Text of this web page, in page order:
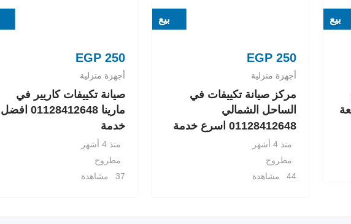
بيع بيع
EGP250
أجهزة منزلية
مركز صيانة تكييفات في
الساحل الشمالي
01128412648 اسرع خدمة
منذ 4 أشهر
مطروح
44 مشاهدة
EGP250
أجهزة منزلية
صيانة تكييفات كاريير في
مارينا 01128412648 افضل
خدمة
منذ 4 أشهر
مطروح
37 مشاهدة